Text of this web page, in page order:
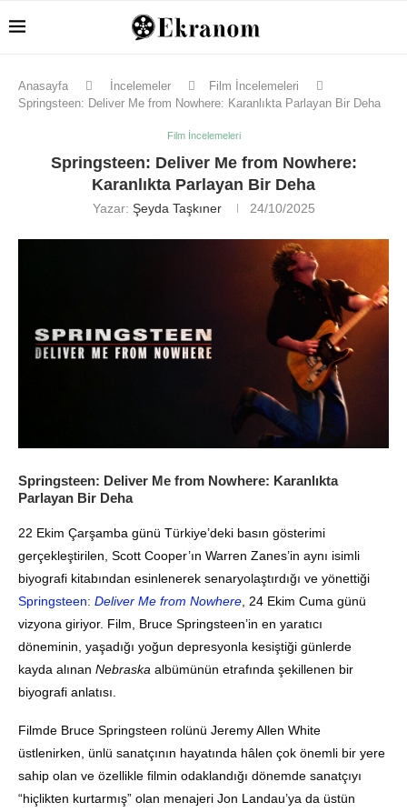
Anasayfa İncelemeler
Film İncelemeleri
Springsteen: Deliver Me from Nowhere: Karanlıkta Parlayan Bir Deha
Film İncelemeleri
Springsteen: Deliver Me from Nowhere:
Karanlıkta Parlayan Bir Deha
Yazar: Şeyda Taşkıner 24/10/2025
Springsteen: Deliver Me from Nowhere: Karanlıkta
Parlayan Bir Deha
22 Ekim Çarşamba günü Türkiye’deki basın gösterimi
gerçekleştirilen, Scott Cooper’ın Warren Zanes’in aynı isimli
biyografi kitabından esinlenerek senaryolaştırdığı ve yönettiği
Springsteen: Deliver Me from Nowhere , 24 Ekim Cuma günü
vizyona giriyor. Film, Bruce Springsteen’in en yaratıcı
döneminin, yaşadığı yoğun depresyonla kesiştiği günlerde
kayda alınan Nebraska albümünün etrafında şekillenen bir
biyografi anlatısı.
Filmde Bruce Springsteen rolünü Jeremy Allen White
üstlenirken, ünlü sanatçının hayatında hâlen çok önemli bir yere
sahip olan ve özellikle filmin odaklandığı dönemde sanatçıyı
“hiçlikten kurtarmış” olan menajeri Jon Landau’ya da üstün